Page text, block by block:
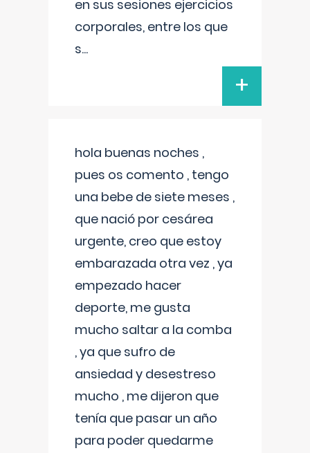
en sus sesiones ejercicios
corporales, entre los que
s...
+
hola buenas noches ,
pues os comento , tengo
una bebe de siete meses ,
que nació por cesárea
urgente, creo que estoy
embarazada otra vez , ya
empezado hacer
deporte, me gusta
mucho saltar a la comba
, ya que sufro de
ansiedad y desestreso
mucho , me dijeron que
tenía que pasar un año
para poder quedarme